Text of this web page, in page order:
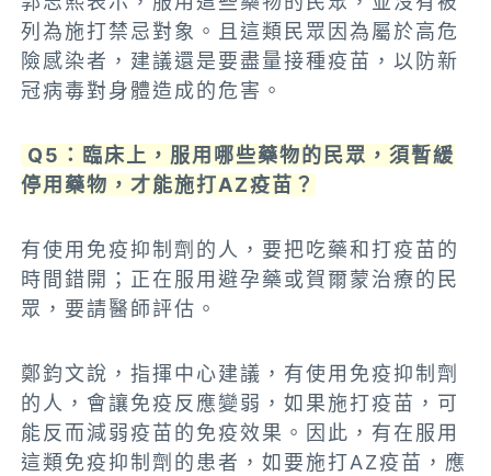
列為施打禁忌對象。且這類民眾因為屬於高危
險感染者，建議還是要盡量接種疫苗，以防新
冠病毒對身體造成的危害。
Q5：臨床上，服用哪些藥物的民眾，須暫緩
停用藥物，才能施打AZ疫苗？
有使用免疫抑制劑的人，要把吃藥和打疫苗的
時間錯開；正在服用避孕藥或賀爾蒙治療的民
眾，要請醫師評估。
鄭鈞文說，指揮中心建議，有使用免疫抑制劑
的人，會讓免疫反應變弱，如果施打疫苗，可
能反而減弱疫苗的免疫效果。因此，有在服用
這類免疫抑制劑的患者，如要施打AZ疫苗，應